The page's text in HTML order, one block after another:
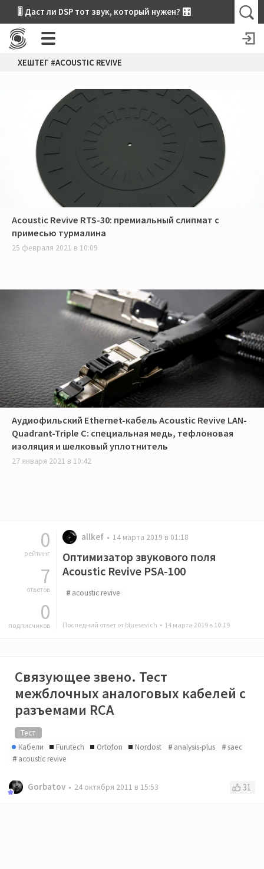
🎚 Даст ли DSP тот звук, который нужен? 🎛
ХЕШТЕГ #ACOUSTIC REVIVE
​Acoustic Revive RTS-30: премиальный слипмат с
примесью турмалина
25 февраля 2021 в 10:09
Аудиофильский Ethernet-кабель Acoustic Revive LAN-
Quadrant-Triple C: специальная медь, тефлоновая
изоляция и шелковый уплотнитель
27 января 2021 в 10:42
0
рейтинг
7
ответов
0
подписчиков
allkef 14 марта 2019 в 01:18
Оптимизатор звукового поля
Acoustic Revive PSA-100
acoustic revive
Последний ответ от bluesevich • 14 марта 2019 в 10:19
Связующее звено. Тест
межблочных аналоговых кабелей с
разъемами RCA
Тест
Кабели
Furutech Ortofon Nordost analysis-plus
saec
acoustic revive
Gorbatov 24 октября 2011 в 15:53 31